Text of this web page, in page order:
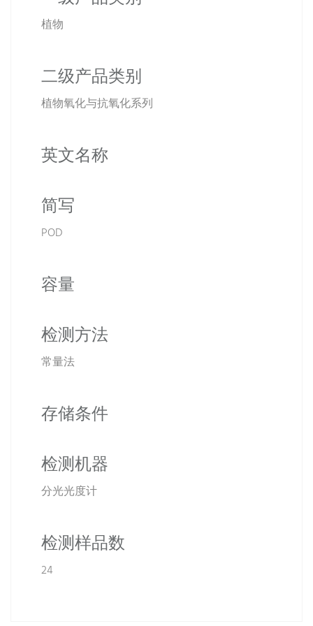
植物
二级产品类别
植物氧化与抗氧化系列
英文名称
简写
POD
容量
检测方法
常量法
存储条件
检测机器
分光光度计
检测样品数
24